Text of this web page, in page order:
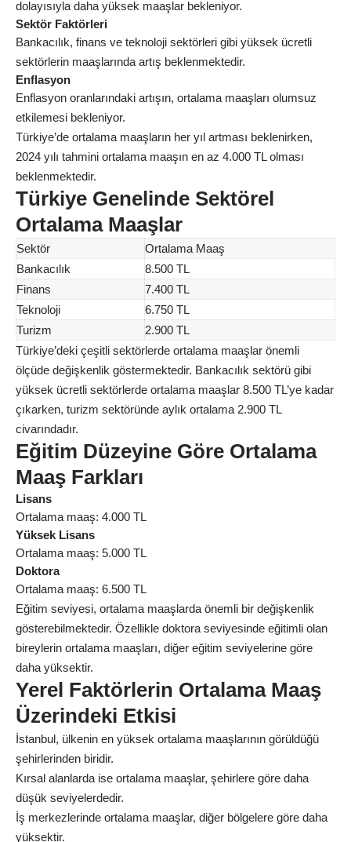
dolayısıyla daha yüksek maaşlar bekleniyor.
Sektör Faktörleri
Bankacılık, finans ve teknoloji sektörleri gibi yüksek ücretli
sektörlerin maaşlarında artış beklenmektedir.
Enflasyon
Enflasyon oranlarındaki artışın, ortalama maaşları olumsuz
etkilemesi bekleniyor.
Türkiye’de ortalama maaşların her yıl artması beklenirken,
2024 yılı tahmini ortalama maaşın en az 4.000 TL olması
beklenmektedir.
Türkiye Genelinde Sektörel
Ortalama Maaşlar
Sektör
Ortalama Maaş
Bankacılık
8.500 TL
Finans
7.400 TL
Teknoloji
6.750 TL
Turizm
2.900 TL
Türkiye’deki çeşitli sektörlerde ortalama maaşlar önemli
ölçüde değişkenlik göstermektedir. Bankacılık sektörü gibi
yüksek ücretli sektörlerde ortalama maaşlar 8.500 TL’ye kadar
çıkarken, turizm sektöründe aylık ortalama 2.900 TL
civarındadır.
Eğitim Düzeyine Göre Ortalama
Maaş Farkları
Lisans
Ortalama maaş: 4.000 TL
Yüksek Lisans
Ortalama maaş: 5.000 TL
Doktora
Ortalama maaş: 6.500 TL
Eğitim seviyesi, ortalama maaşlarda önemli bir değişkenlik
gösterebilmektedir. Özellikle doktora seviyesinde eğitimli olan
bireylerin ortalama maaşları, diğer eğitim seviyelerine göre
daha yüksektir.
Yerel Faktörlerin Ortalama Maaş
Üzerindeki Etkisi
İstanbul, ülkenin en yüksek ortalama maaşlarının görüldüğü
şehirlerinden biridir.
Kırsal alanlarda ise ortalama maaşlar, şehirlere göre daha
düşük seviyelerdedir.
İş merkezlerinde ortalama maaşlar, diğer bölgelere göre daha
yüksektir.